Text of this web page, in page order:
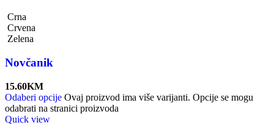
Crna
Crvena
Zelena
Novčanik
15.60KM
Odaberi opcije Ovaj proizvod ima više varijanti. Opcije se mogu
odabrati na stranici proizvoda
Quick view